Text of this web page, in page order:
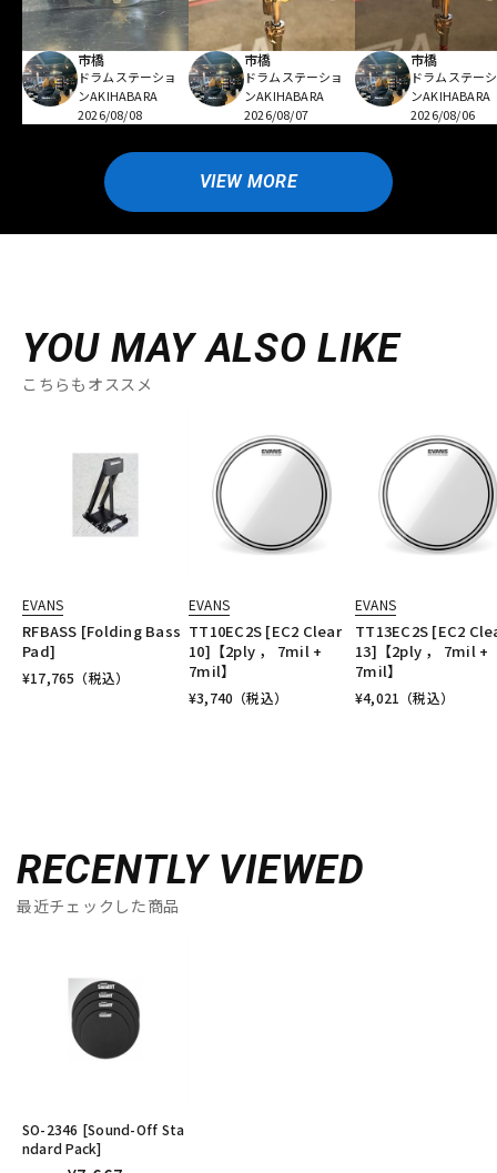
市橋
ドラムステーショ
ンAKIHABARA
2026/08/08
市橋
ドラムステーショ
ンAKIHABARA
2026/08/07
市橋
ドラムステー
ンAKIHABARA
2026/08/06
VIEW MORE
YOU MAY ALSO LIKE
こちらもオススメ
EVANS
RFBASS [Folding Bass
Pad]
¥17,765 （税込）
EVANS
TT10EC2S [EC2 Clear
10]【2ply ， 7mil +
7mil】
¥3,740 （税込）
EVANS
TT13EC2S [EC2
13]【2ply ， 7mil +
7mil】
¥4,021 （税込）
RECENTLY VIEWED
最近チェックした商品
SO-2346 [Sound-Off Sta
ndard Pack]